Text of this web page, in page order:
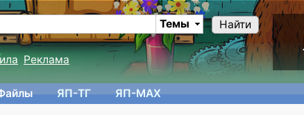
Найти
Темы
Реклама
ЯП-TГ ЯП-MAX